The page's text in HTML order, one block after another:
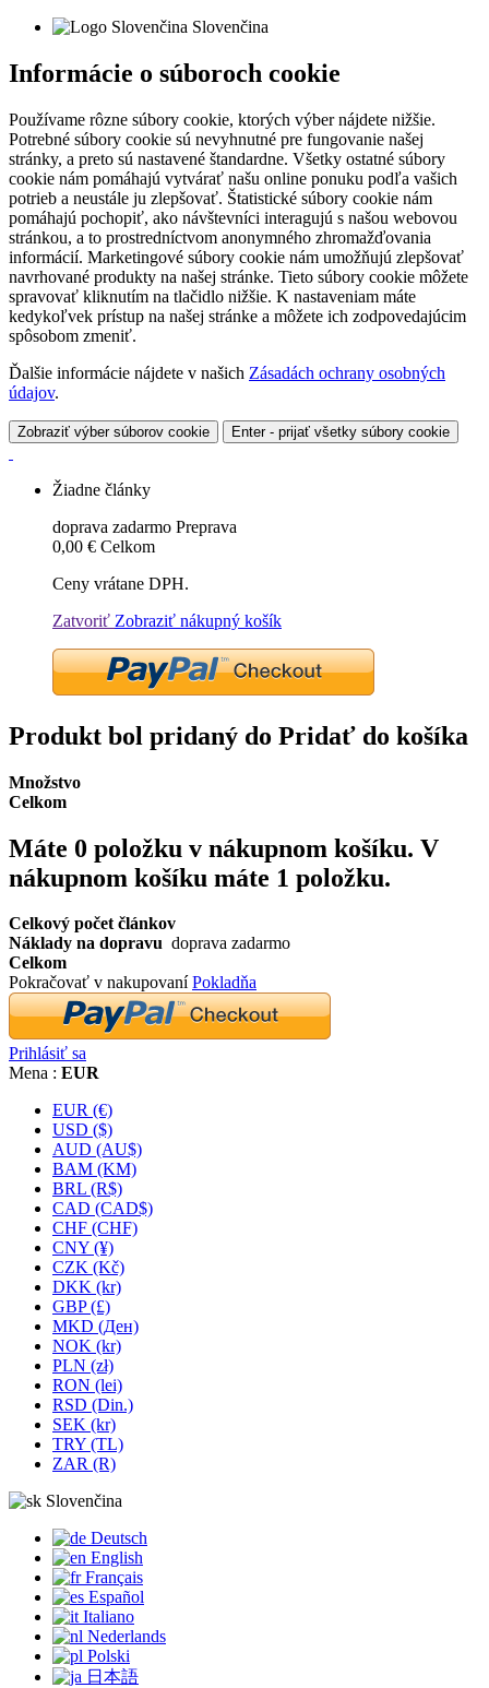
Slovenčina
Informácie o súboroch cookie
Používame rôzne súbory cookie, ktorých výber nájdete nižšie.
Potrebné súbory cookie sú nevyhnutné pre fungovanie našej
stránky, a preto sú nastavené štandardne. Všetky ostatné súbory
cookie nám pomáhajú vytvárať našu online ponuku podľa vašich
potrieb a neustále ju zlepšovať. Štatistické súbory cookie nám
pomáhajú pochopiť, ako návštevníci interagujú s našou webovou
stránkou, a to prostredníctvom anonymného zhromažďovania
informácií. Marketingové súbory cookie nám umožňujú zlepšovať
navrhované produkty na našej stránke. Tieto súbory cookie môžete
spravovať kliknutím na tlačidlo nižšie. K nastaveniam máte
kedykoľvek prístup na našej stránke a môžete ich zodpovedajúcim
spôsobom zmeniť.
Ďalšie informácie nájdete v našich Zásadách ochrany osobných
údajov.
Zobraziť výber súborov cookie Enter - prijať všetky súbory cookie
Žiadne články
doprava zadarmo Preprava
0,00 € Celkom
Ceny vrátane DPH.
Zatvoriť Zobraziť nákupný košík
Produkt bol pridaný do Pridať do košíka
Množstvo
Celkom
Máte 0 položku v nákupnom košíku. V
nákupnom košíku máte 1 položku.
Celkový počet článkov
Náklady na dopravu doprava zadarmo
Celkom
Pokračovať v nakupovaníPokladňa
Prihlásiť sa
Mena : EUR
EUR (€)
USD ($)
AUD (AU$)
BAM (KM)
BRL (R$)
CAD (CAD$)
CHF (CHF)
CNY (¥)
CZK (Kč)
DKK (kr)
GBP (£)
MKD (Ден)
NOK (kr)
PLN (zł)
RON (lei)
RSD (Din.)
SEK (kr)
TRY (TL)
ZAR (R)
Slovenčina
Deutsch
English
Français
Español
Italiano
Nederlands
Polski
日本語